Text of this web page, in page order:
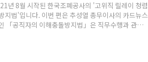
년 8월 시작된 한국조폐공사의 '고위직 릴레이 청렴
법'입니다. 이번 편은 추성열 총무이사의 카드뉴스
「공직자의 이해충돌방지법」은 직무수행과 관련
자 제정되었습니다. 주요 내용은 카드뉴스를 통해